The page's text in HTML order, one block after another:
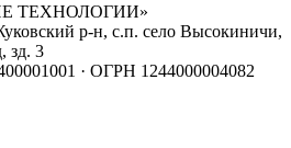
ТЕХНОЛОГИИ»
р-н, с.п. село Высокиничи,
зд. 3
· ОГРН 1244000004082